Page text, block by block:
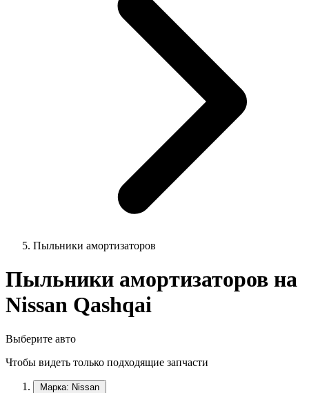
Пыльники амортизаторов
Пыльники амортизаторов на
Nissan Qashqai
Выберите авто
Чтобы видеть только подходящие запчасти
Марка: Nissan